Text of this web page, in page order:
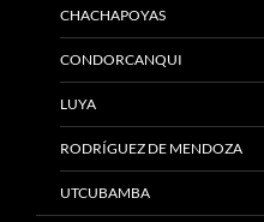
CHACHAPOYAS
CONDORCANQUI
LUYA
RODRÍGUEZ DE MENDOZA
UTCUBAMBA